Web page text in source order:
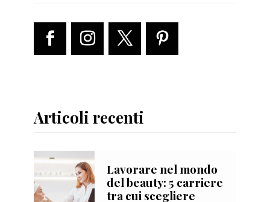
Articoli recenti
Lavorare nel mondo
del beauty: 5 carriere
tra cui scegliere